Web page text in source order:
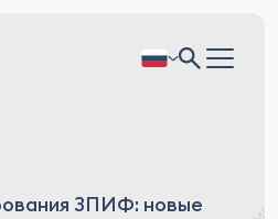
ЗПИФ: новые